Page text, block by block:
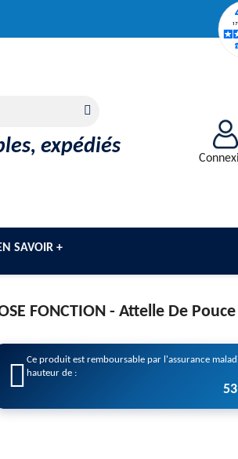
expédiés
SAVOIR +
FONCTION - Attelle De Pouce
Ce produit est remboursable par l'assurance
hauteur de :